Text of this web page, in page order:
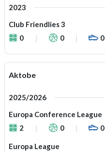
2023
Club Friendlies 3
0
0 0
Aktobe
2025/2026
Europa Conference League
2
0 0
Europa League